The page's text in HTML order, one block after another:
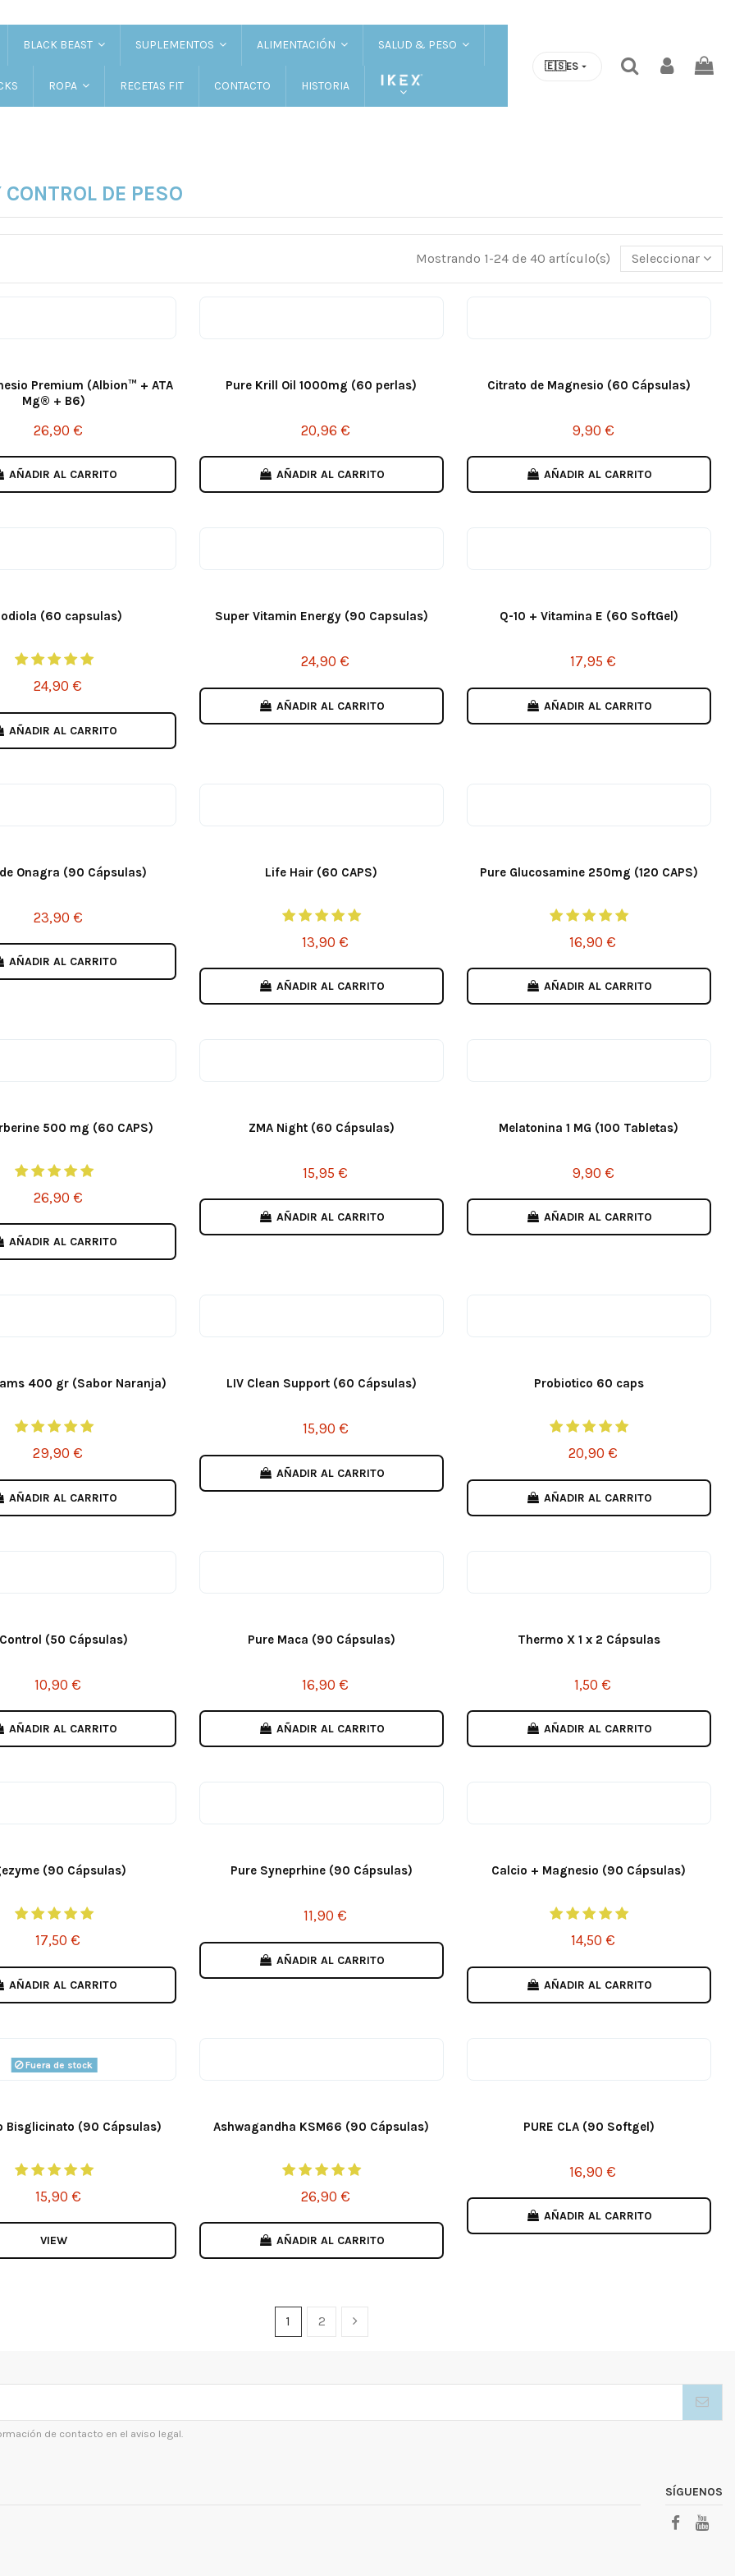
BLACK BEAST SUPLEMENTOS ALIMENTACIÓN SALUD & PESO
ROPA RECETAS FIT CONTACTO HISTORIA
🇪🇸ES
DE PESO
Mostrando 1-24 de 40 artículo(s) Seleccionar
Premium (Albion™ + ATA
Mg® + B6)
26,90 €
AÑADIR AL CARRITO
Pure Krill Oil 1000mg (60 perlas)
20,96 €
AÑADIR AL CARRITO
Citrato de Magnesio (60 Cápsulas)
9,90 €
AÑADIR AL CARRITO
(60 capsulas)
24,90 €
AÑADIR AL CARRITO
Super Vitamin Energy (90 Capsulas)
24,90 €
AÑADIR AL CARRITO
Q-10 + Vitamina E (60 SoftGel)
17,95 €
AÑADIR AL CARRITO
Onagra (90 Cápsulas)
23,90 €
AÑADIR AL CARRITO
Life Hair (60 CAPS)
13,90 €
AÑADIR AL CARRITO
Pure Glucosamine 250mg (120 CAPS)
16,90 €
AÑADIR AL CARRITO
500 mg (60 CAPS)
26,90 €
AÑADIR AL CARRITO
ZMA Night (60 Cápsulas)
15,95 €
AÑADIR AL CARRITO
Melatonina 1 MG (100 Tabletas)
9,90 €
AÑADIR AL CARRITO
400 gr (Sabor Naranja)
29,90 €
AÑADIR AL CARRITO
LIV Clean Support (60 Cápsulas)
15,90 €
AÑADIR AL CARRITO
Probiotico 60 caps
20,90 €
AÑADIR AL CARRITO
(50 Cápsulas)
10,90 €
AÑADIR AL CARRITO
Pure Maca (90 Cápsulas)
16,90 €
AÑADIR AL CARRITO
Thermo X 1 x 2 Cápsulas
1,50 €
AÑADIR AL CARRITO
(90 Cápsulas)
17,50 €
AÑADIR AL CARRITO
Pure Syneprhine (90 Cápsulas)
11,90 €
AÑADIR AL CARRITO
Calcio + Magnesio (90 Cápsulas)
14,50 €
AÑADIR AL CARRITO
Fuera de stock
Bisglicinato (90 Cápsulas)
15,90 €
VIEW
Ashwagandha KSM66 (90 Cápsulas)
26,90 €
AÑADIR AL CARRITO
PURE CLA (90 Softgel)
16,90 €
AÑADIR AL CARRITO
1 2
de contacto en el aviso legal.
SÍGUENOS